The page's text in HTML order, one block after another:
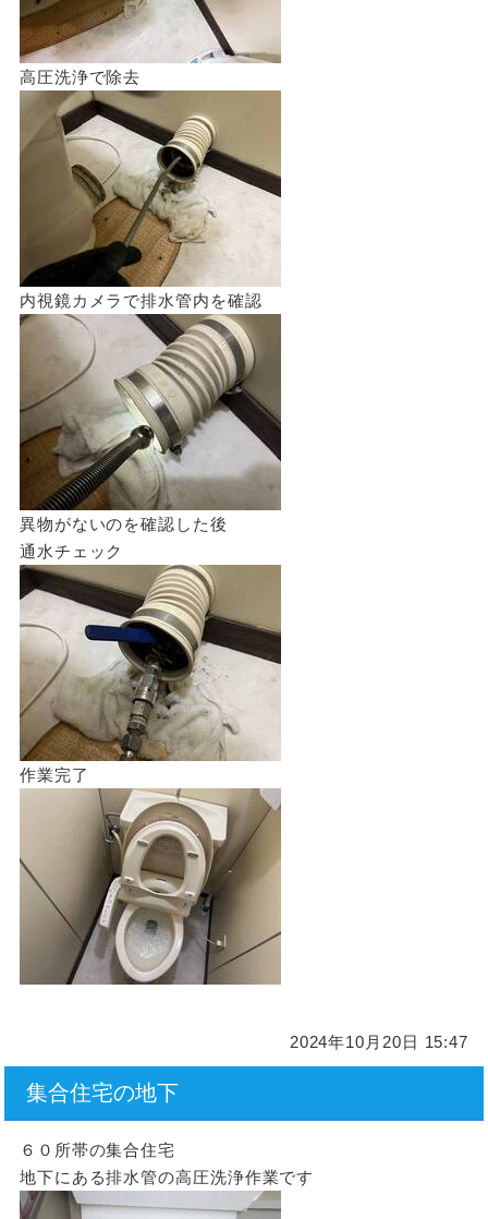
高圧洗浄で除去
内視鏡カメラで排水管内を確認
異物がないのを確認した後
通水チェック
作業完了
2024年10月20日 15:47
集合住宅の地下
６０所帯の集合住宅
地下にある排水管の高圧洗浄作業です